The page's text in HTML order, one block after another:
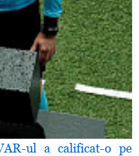
ul a calificat-o pe